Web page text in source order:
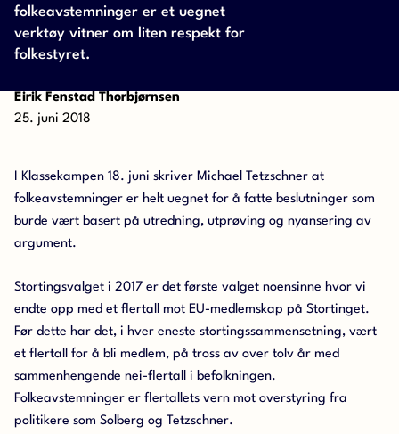
Eirik Fenstad Thorbjørnsen
25. juni 2018
folkeavstemninger er et uegnet
verktøy vitner om liten respekt for
folkestyret.
I Klassekampen 18. juni skriver Michael Tetzschner at
folkeavstemninger er helt uegnet for å fatte beslutninger som
burde vært basert på utredning, utprøving og nyansering av
argument.
Stortingsvalget i 2017 er det første valget noensinne hvor vi
endte opp med et flertall mot EU-medlemskap på Stortinget.
Før dette har det, i hver eneste stortingssammensetning, vært
et flertall for å bli medlem, på tross av over tolv år med
sammenhengende nei-flertall i befolkningen.
Folkeavstemninger er flertallets vern mot overstyring fra
politikere som Solberg og Tetzschner.